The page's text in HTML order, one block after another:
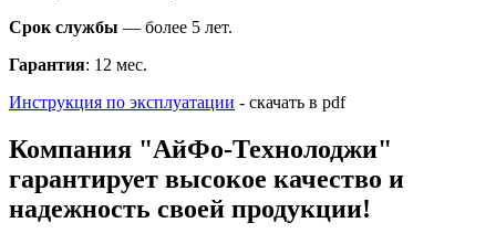
Срок службы — более 5 лет.
Гарантия: 12 мес.
Инструкция по эксплуатации - скачать в pdf
Компания "АйФо-Технолоджи"
гарантирует высокое качество и
надежность своей продукции!